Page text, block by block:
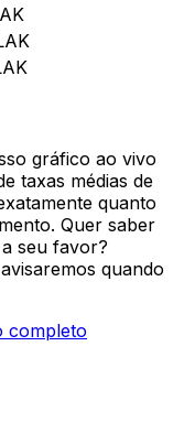
gráfico ao vivo
taxas médias de
quanto
Quer saber
seu favor?
quando
completo